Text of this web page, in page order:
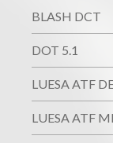
BLASH DCT
DOT 5.1
LUESA ATF
LUESA ATF